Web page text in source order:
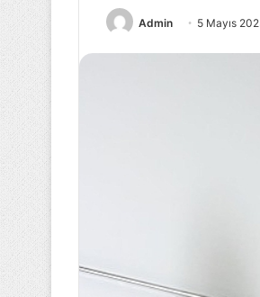
Admin 5 Mayıs